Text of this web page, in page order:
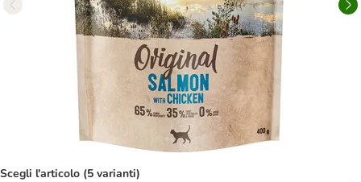
Scegli l'articolo (5 varianti)